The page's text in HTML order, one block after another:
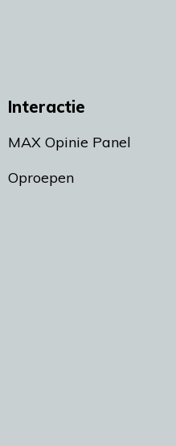
Interactie
MAX Opinie Panel
Oproepen